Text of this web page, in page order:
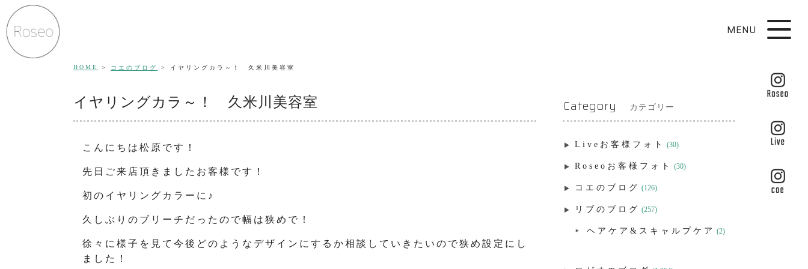
MENU
HOME コエのブログ イヤリングカラ～！ 久米川美容室
イヤリングカラ～！ 久米川美容室
こんにちは松原です！
先日ご来店頂きましたお客様です！
初のイヤリングカラーに♪
久しぶりのブリーチだったので幅は狭めで！
徐々に様子を見て今後どのようなデザインにするか相談していきたいので狭め設定にし
ました！
Category カテゴリー
Liveお客様フォト (30)
Roseoお客様フォト (30)
コエのブログ (126)
リブのブログ (257)
ヘアケア&スキャルプケア (2)